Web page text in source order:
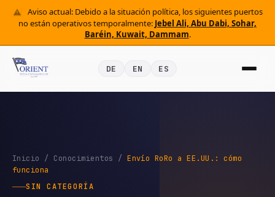
Aviso actual: Debido a la situación política, los siguientes puertos
no están operativos temporalmente: Jebel Ali, Abu Dabi, Sohar,
Baréin, Kuwait, Dammam.
DE EN ES
Inicio / Conocimientos /Envío RoRo a EE.UU.: cómo
funciona
SIN CATEGORÍA